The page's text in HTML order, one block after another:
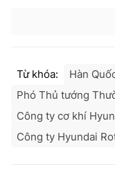
Từ khóa: Hàn
Phó Thủ tướng
Công ty cơ khí
Công ty Hyundai